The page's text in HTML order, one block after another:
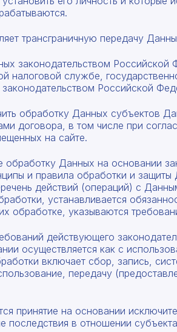
трансграничную передачу
законодательством
налоговой службе,
Российской
обработку Данных субъектов
договора, в том числе при
на сайте.
Данных на основании
и правила обработки и
действий (операций) с
устанавливается
обработке, указываются
действующего
осуществляется как с
включает сбор, запись,
передачу
принятие на основании
в отношении
Мы
товарам
Даю